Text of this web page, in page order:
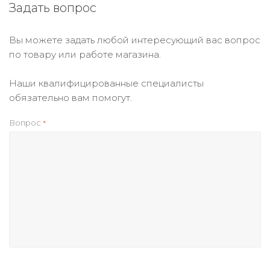
Задать вопрос
Вы можете задать любой интересующий вас вопрос
по товару или работе магазина.
Наши квалифицированные специалисты
обязательно вам помогут.
Вопрос *